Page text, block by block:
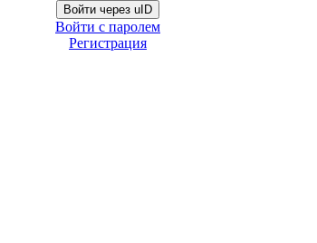
Войти через uID
Войти с паролем
Регистрация